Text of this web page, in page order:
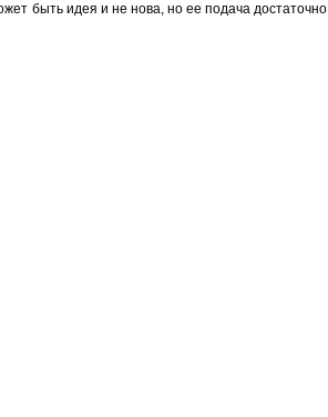
быть идея и не нова, но ее подача достаточно